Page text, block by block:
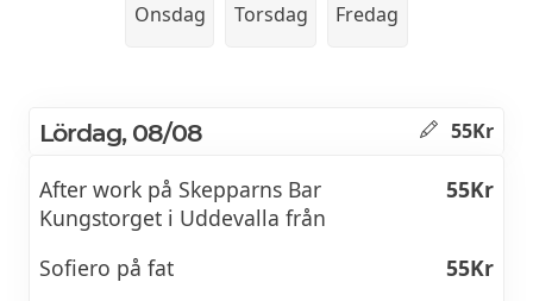
Onsdag Torsdag Fredag
Lördag, 08/08 55Kr
After work på Skepparns Bar
Kungstorget i Uddevalla från
55Kr
Sofiero på fat
55Kr